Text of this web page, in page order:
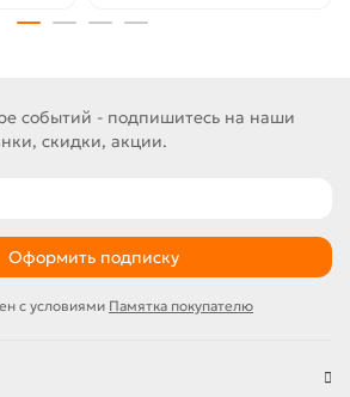
событий - подпишитесь на наши
скидки, акции.
Оформить подписку
с условиями Памятка покупателю